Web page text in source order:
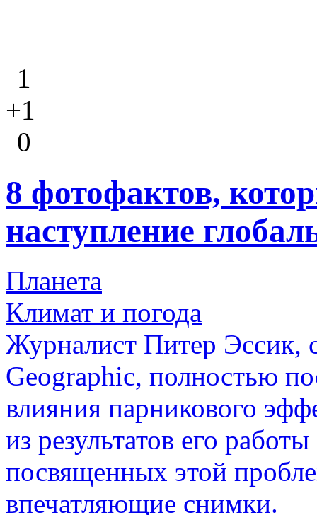
1
+1
0
8 фотофактов,
наступление
Планета
Климат и погода
Журналист Питер Эссик,
Geographic, полностью
влияния парникового
из результатов его
посвященных этой
впечатляющие снимки.